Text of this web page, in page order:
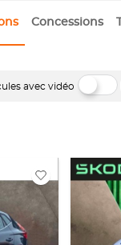
Concessions
avec vidéo